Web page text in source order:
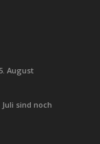
August
sind noch